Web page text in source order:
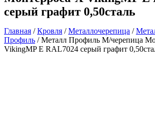
серый графит 0,50сталь
Главная /Кровля /Металлочерепица /
Профиль / Металл Профиль М/черепица
VikingMP E RAL7024 серый графит